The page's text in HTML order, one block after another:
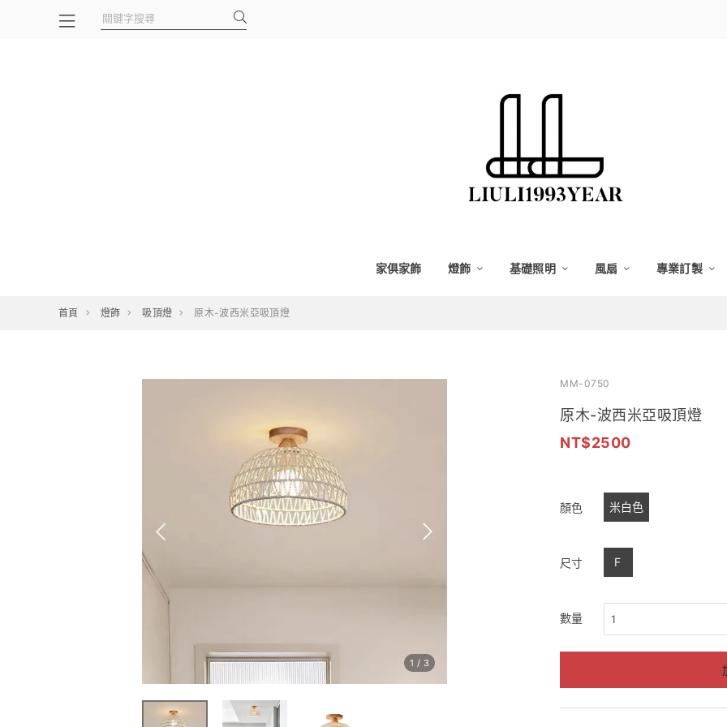
家俱家飾 燈飾 基礎照明 風扇 專業訂製
首頁 燈飾 吸頂燈 原木-波西米亞吸頂燈
1 / 3
MM-0750
原木-波西米亞吸頂燈
2500
顏色 米白色
尺寸 F
數量